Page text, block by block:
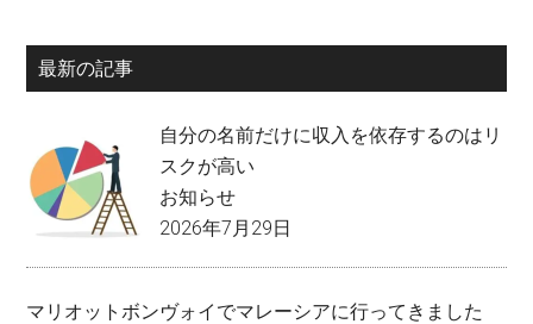
最新の記事
自分の名前だけに収入を依存するのはリ
スクが高い
お知らせ
2026年7月29日
マリオットボンヴォイでマレーシアに行ってきました